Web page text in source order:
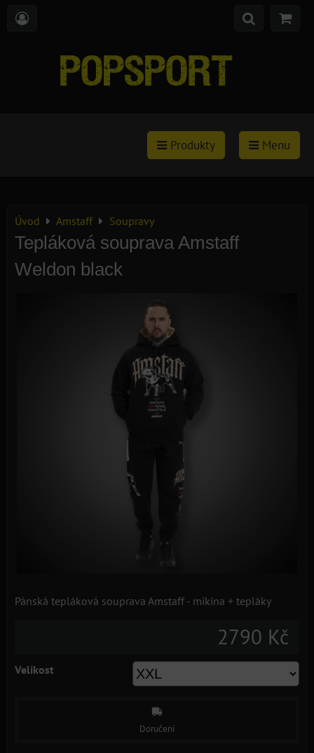
Produkty Menu
Úvod Amstaff Soupravy
Tepláková souprava Amstaff
Weldon black
Pánská tepláková souprava Amstaff - mikina + tepláky
2790 Kč
Velikost
Doručení